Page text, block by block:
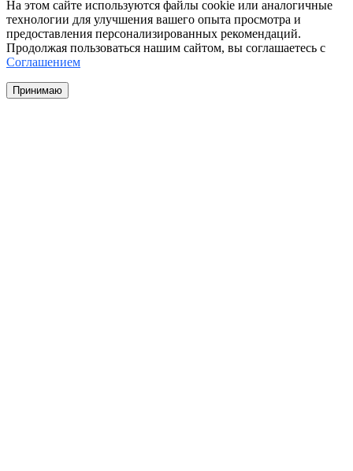
На этом сайте используются файлы cookie или аналогичные
технологии для улучшения вашего опыта просмотра и
предоставления персонализированных рекомендаций.
Продолжая пользоваться нашим сайтом, вы соглашаетесь с
Соглашением
Принимаю